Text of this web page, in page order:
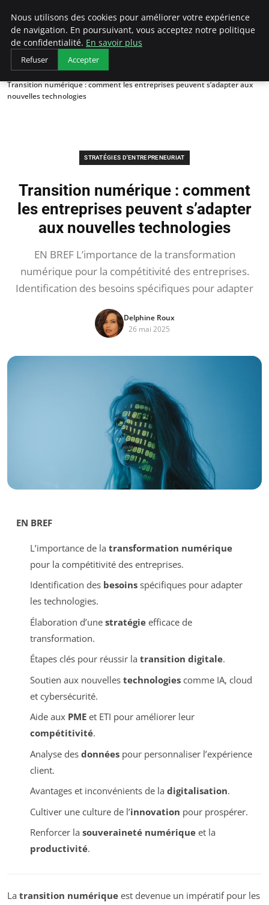
LECFCM
Accueil
Stratégies d'entrepreneuriat
Transition numérique : comment les entreprises peuvent s’adapter aux
nouvelles technologies
STRATÉGIES D'ENTREPRENEURIAT
Transition numérique : comment
les entreprises peuvent s’adapter
aux nouvelles technologies
EN BREF L’importance de la transformation
numérique pour la compétitivité des entreprises.
Identification des besoins spécifiques pour adapter
Delphine Roux
26 mai 2025
EN BREF
L’importance de la transformation numérique
pour la compétitivité des entreprises.
Identification des besoinsspécifiques pour adapter
les technologies.
Élaboration d’une stratégieefficace de
transformation.
Étapes clés pour réussir la transition digitale.
Soutien aux nouvelles technologiescomme IA, cloud
et cybersécurité.
Aide aux PMEet ETI pour améliorer leur
compétitivité.
Analyse des donnéespour personnaliser l’expérience
client.
Avantages et inconvénients de la digitalisation.
Cultiver une culture de l’innovation pour prospérer.
Renforcer la souveraineté numériqueet la
productivité.
La transition numérique est devenue un impératif pour les
Nous utilisons des cookies pour améliorer votre expérience
de navigation. En poursuivant, vous acceptez notre politique
de confidentialité. En savoir plus
Refuser Accepter